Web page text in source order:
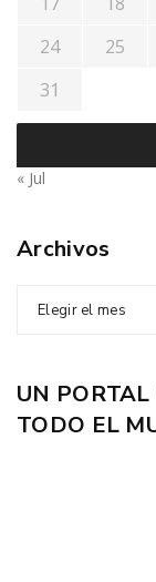
24
25
31
« Jul
Archivos
Elegir el mes
UN
TODO EL